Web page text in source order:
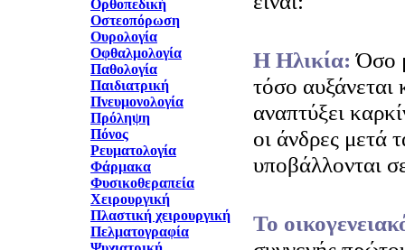
Ορθοπεδική
Οστεοπόρωση
Ουρολογία
Οφθαλμολογία
Παθολογία
Παιδιατρική
Πνευμονολογία
Πρόληψη
Πόνος
Ρευματολογία
Φάρμακα
Φυσικοθεραπεία
Χειρουργική
Πλαστική χειρουργική
Πελματογραφία
H Ηλικία:Όσο
τόσο αυξάνεται
αναπτύξει
οι άνδρες μετά
υποβάλλονται
Το